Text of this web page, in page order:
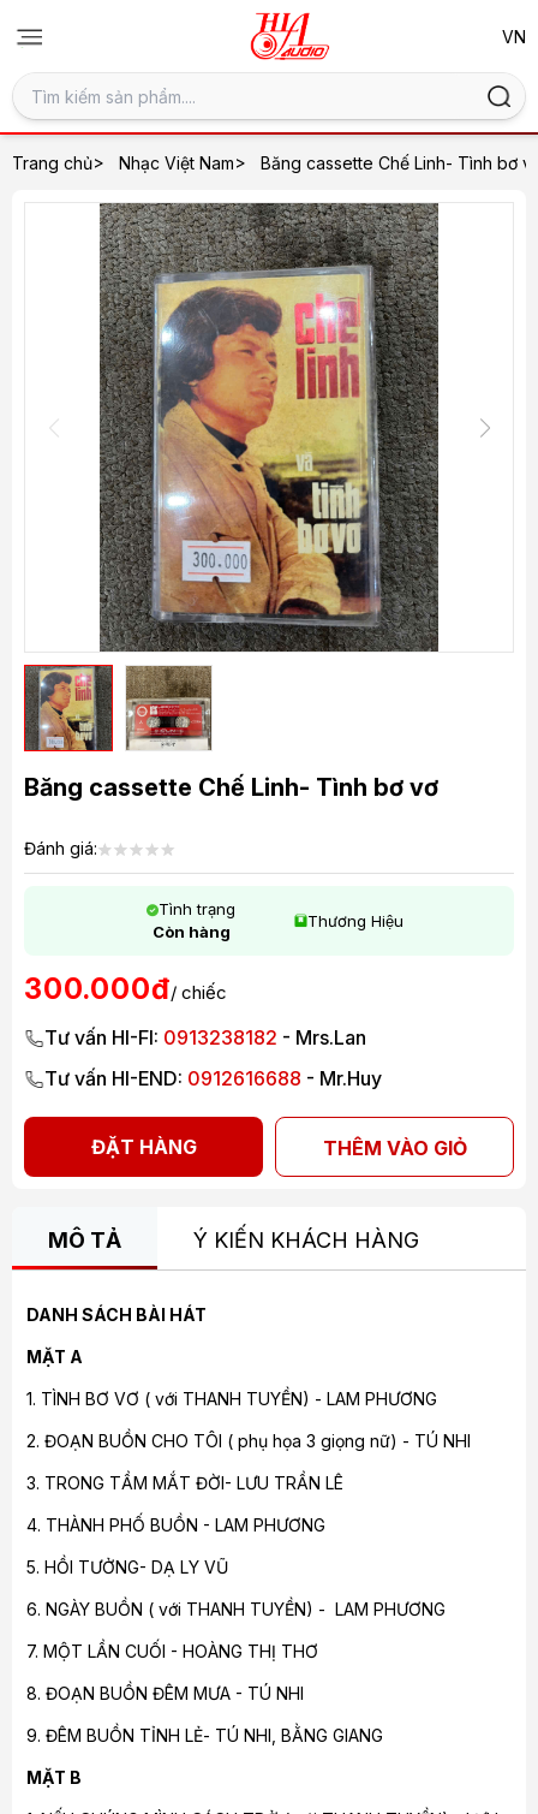
Trang chủ> Nhạc Việt Nam> Băng cassette Chế Linh- Tình bơ
Băng cassette Chế Linh- Tình bơ vơ
Đánh giá:
Tình trạng
Còn hàng
Thương Hiệu
300.000đ/ chiếc
Tư vấn HI-FI: 0913238182 - Mrs.Lan
Tư vấn HI-END: 0912616688 - Mr.Huy
ĐẶT HÀNG THÊM VÀO GIỎ
MÔ TẢ Ý KIẾN KHÁCH HÀNG
DANH SÁCH BÀI HÁT
MẶT A
1. TÌNH BƠ VƠ ( với THANH TUYỀN) - LAM PHƯƠNG
2. ĐOẠN BUỒN CHO TÔI ( phụ họa 3 giọng nữ) - TÚ NHI
3. TRONG TẦM MẮT ĐỜI- LƯU TRẦN LÊ
4. THÀNH PHỐ BUỒN - LAM PHƯƠNG
5. HỒI TƯỞNG- DẠ LY VŨ
6. NGÀY BUỒN ( với THANH TUYỀN) - LAM PHƯƠNG
7. MỘT LẦN CUỐI - HOÀNG THỊ THƠ
8. ĐOẠN BUỒN ĐÊM MƯA - TÚ NHI
9. ĐÊM BUỒN TỈNH LẺ- TÚ NHI, BẰNG GIANG
MẶT B